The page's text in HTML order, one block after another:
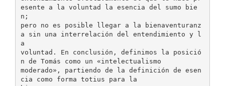
esente a la voluntad la esencia del sumo bie
n;
pero no es posible llegar a la bienaventuranz
a sin una interrelación del entendimiento y l
a
voluntad. En conclusión, definimos la posició
n de Tomás como un «intelectualismo
moderado», partiendo de la definición de esen
cia como forma totius para la